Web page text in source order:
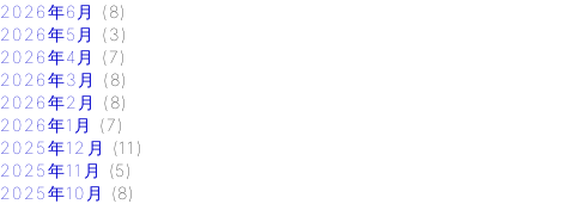
2026年6月
(8)
2026年5月
(3)
2026年4月
(7)
2026年3月
(8)
2026年2月
(8)
2026年1月
(7)
2025年12月
(11)
2025年11月
(5)
2025年10月
(8)